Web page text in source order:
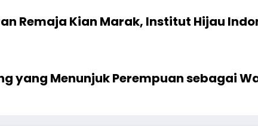
Remaja Kian Marak, Institut Hijau
yang Menunjuk Perempuan sebagai